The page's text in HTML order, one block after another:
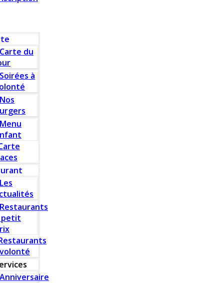
Carte du
Soirées à
Nos
Menu
Les
Restaurants
petit
Anniversaire